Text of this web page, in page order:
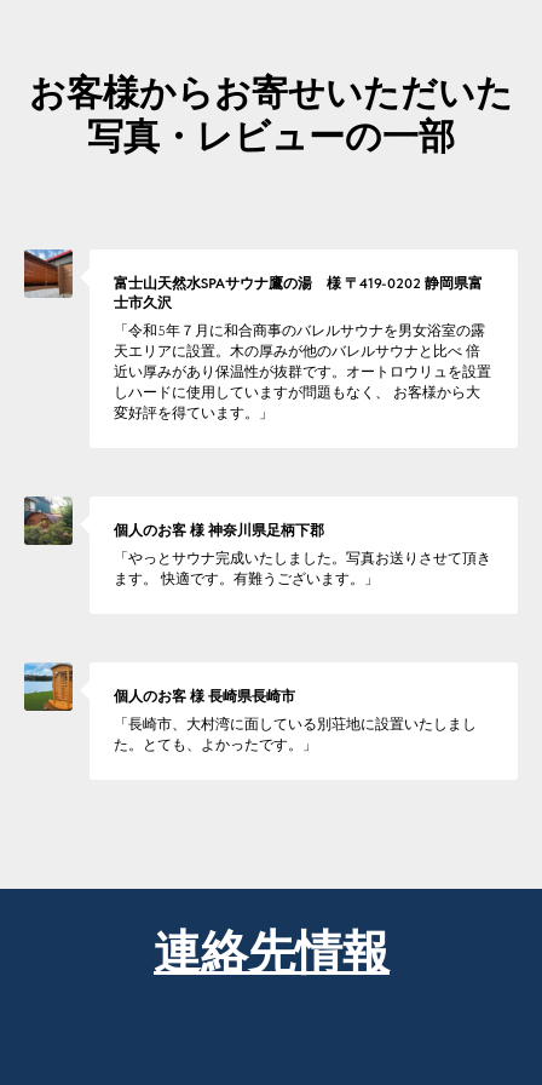
お客様からお寄せいただいた
写真・レビューの一部
富士山天然水SPAサウナ鷹の湯 様 〒419-0202 静岡県富
士市久沢
「令和5年７月に和合商事のバレルサウナを男女浴室の露
天エリアに設置。木の厚みが他のバレルサウナと比べ 倍
近い厚みがあり保温性が抜群です。オートロウリュを設置
しハードに使用していますが問題もなく、 お客様から大
変好評を得ています。」
個人のお客 様 神奈川県足柄下郡
「やっとサウナ完成いたしました。写真お送りさせて頂き
ます。 快適です。有難うございます。」
個人のお客 様 長崎県長崎市
「長崎市、大村湾に面している別荘地に設置いたしまし
た。とても、よかったです。」
連絡先情報